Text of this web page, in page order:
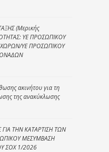
(Μερικής
ΥΕ ΠΡΟΣΩΠΙΚΟΥ
ΥΕ ΠΡΟΣΩΠΙΚΟΥ
ακινήτου για τη
της ανακύκλωσης
ΤΗΝ ΚΑΤΑΡΤΙΣΗ ΤΩΝ
ΜΕΣΥΜΒΑΣΗ
ΣΟΧ 1/2026